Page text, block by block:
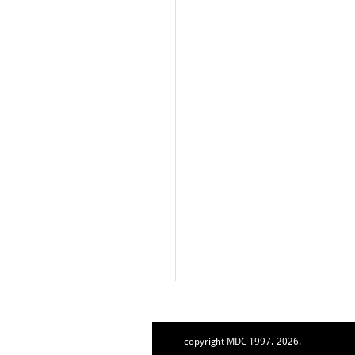
copyright MDC 1997.-2026.